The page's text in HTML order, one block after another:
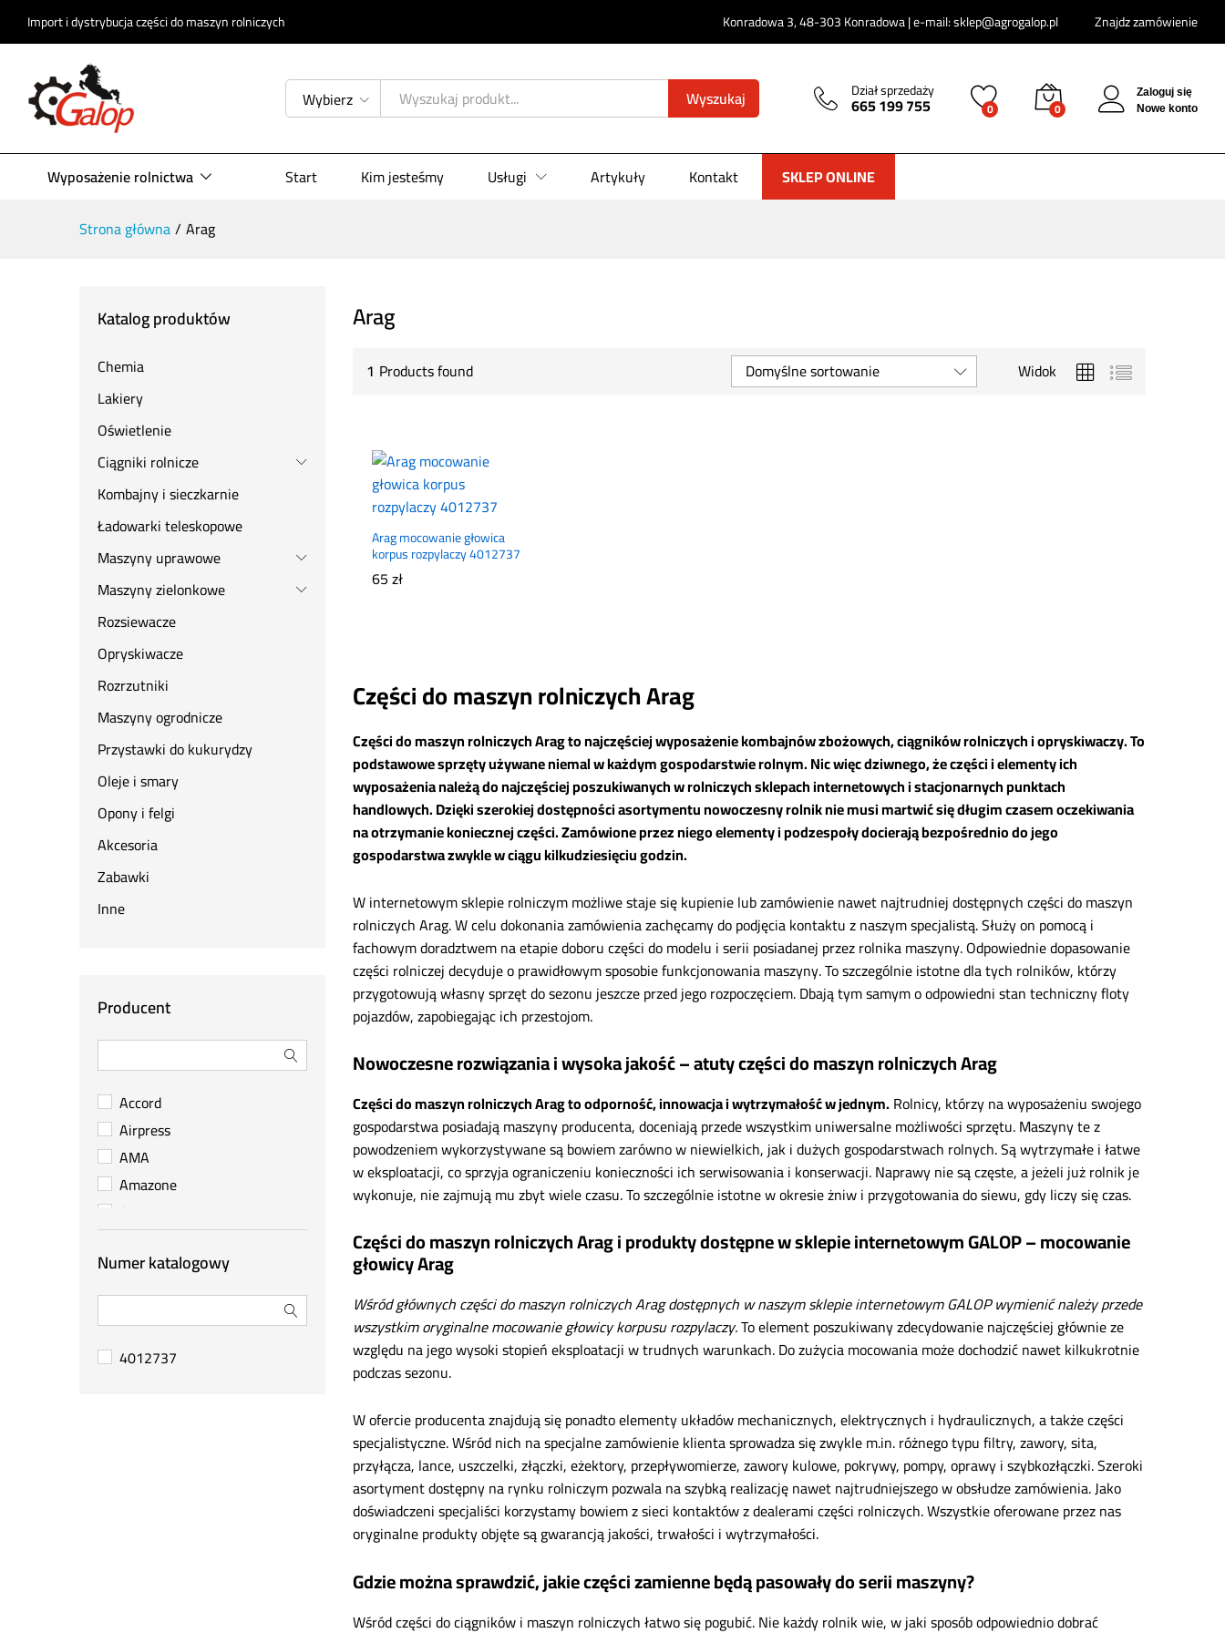
Import i dystrybucja części do maszyn rolniczych Konradowa 3, 48-303 Konradowa | e-mail: sklep@agrogalop.pl Znajdz zamówienie
Wybierz Wyszukaj Dział sprzedaży
665 199 755 0 0
Zaloguj się
Nowe konto
Wyposażenie rolnictwa Start Kim jesteśmy Usługi Artykuły Kontakt
SKLEP ONLINE
Strona główna/ Arag
Arag
1 Products found Widok
Domyślne sortowanie
Arag mocowanie głowica
korpus rozpylaczy 4012737
65zł
65zł
Części do maszyn rolniczych Arag
Części do maszyn rolniczych Arag to najczęściej wyposażenie kombajnów zbożowych, ciągników rolniczych i opryskiwaczy. To
podstawowe sprzęty używane niemal w każdym gospodarstwie rolnym. Nic więc dziwnego, że części i elementy ich
wyposażenia należą do najczęściej poszukiwanych w rolniczych sklepach internetowych i stacjonarnych punktach
handlowych. Dzięki szerokiej dostępności asortymentu nowoczesny rolnik nie musi martwić się długim czasem oczekiwania
na otrzymanie koniecznej części. Zamówione przez niego elementy i podzespoły docierają bezpośrednio do jego
gospodarstwa zwykle w ciągu kilkudziesięciu godzin.
W internetowym sklepie rolniczym możliwe staje się kupienie lub zamówienie nawet najtrudniej dostępnych części do maszyn
rolniczych Arag. W celu dokonania zamówienia zachęcamy do podjęcia kontaktu z naszym specjalistą. Służy on pomocą i
fachowym doradztwem na etapie doboru części do modelu i serii posiadanej przez rolnika maszyny. Odpowiednie dopasowanie
części rolniczej decyduje o prawidłowym sposobie funkcjonowania maszyny. To szczególnie istotne dla tych rolników, którzy
przygotowują własny sprzęt do sezonu jeszcze przed jego rozpoczęciem. Dbają tym samym o odpowiedni stan techniczny floty
pojazdów, zapobiegając ich przestojom.
Nowoczesne rozwiązania i wysoka jakość – atuty części do maszyn rolniczych Arag
Części do maszyn rolniczych Arag to odporność, innowacja i wytrzymałość w jednym. Rolnicy, którzy na wyposażeniu swojego
gospodarstwa posiadają maszyny producenta, doceniają przede wszystkim uniwersalne możliwości sprzętu. Maszyny te z
powodzeniem wykorzystywane są bowiem zarówno w niewielkich, jak i dużych gospodarstwach rolnych. Są wytrzymałe i łatwe
w eksploatacji, co sprzyja ograniczeniu konieczności ich serwisowania i konserwacji. Naprawy nie są częste, a jeżeli już rolnik je
wykonuje, nie zajmują mu zbyt wiele czasu. To szczególnie istotne w okresie żniw i przygotowania do siewu, gdy liczy się czas.
Części do maszyn rolniczych Arag i produkty dostępne w sklepie internetowym GALOP – mocowanie
głowicy Arag
Wśród głównych części do maszyn rolniczych Arag dostępnych w naszym sklepie internetowym GALOP wymienić należy przede
wszystkim oryginalne mocowanie głowicy korpusu rozpylaczy.To element poszukiwany zdecydowanie najczęściej głównie ze
względu na jego wysoki stopień eksploatacji w trudnych warunkach. Do zużycia mocowania może dochodzić nawet kilkukrotnie
podczas sezonu.
W ofercie producenta znajdują się ponadto elementy układów mechanicznych, elektrycznych i hydraulicznych, a także części
specjalistyczne. Wśród nich na specjalne zamówienie klienta sprowadza się zwykle m.in. różnego typu filtry, zawory, sita,
przyłącza, lance, uszczelki, złączki, eżektory, przepływomierze, zawory kulowe, pokrywy, pompy, oprawy i szybkozłączki. Szeroki
asortyment dostępny na rynku rolniczym pozwala na szybką realizację nawet najtrudniejszego w obsłudze zamówienia. Jako
doświadczeni specjaliści korzystamy bowiem z sieci kontaktów z dealerami części rolniczych. Wszystkie oferowane przez nas
oryginalne produkty objęte są gwarancją jakości, trwałości i wytrzymałości.
Gdzie można sprawdzić, jakie części zamienne będą pasowały do serii maszyny?
Wśród części do ciągników i maszyn rolniczych łatwo się pogubić. Nie każdy rolnik wie, w jaki sposób odpowiednio dobrać
Katalog produktów
Chemia
Lakiery
Oświetlenie
Ciągniki rolnicze
Kombajny i sieczkarnie
Ładowarki teleskopowe
Maszyny uprawowe
Maszyny zielonkowe
Rozsiewacze
Opryskiwacze
Rozrzutniki
Maszyny ogrodnicze
Przystawki do kukurydzy
Oleje i smary
Opony i felgi
Akcesoria
Zabawki
Inne
Producent
Accord
Airpress
AMA
Amazone
Berthoud
Biso
Bruder
Capello
CAT
Numer katalogowy
4012737